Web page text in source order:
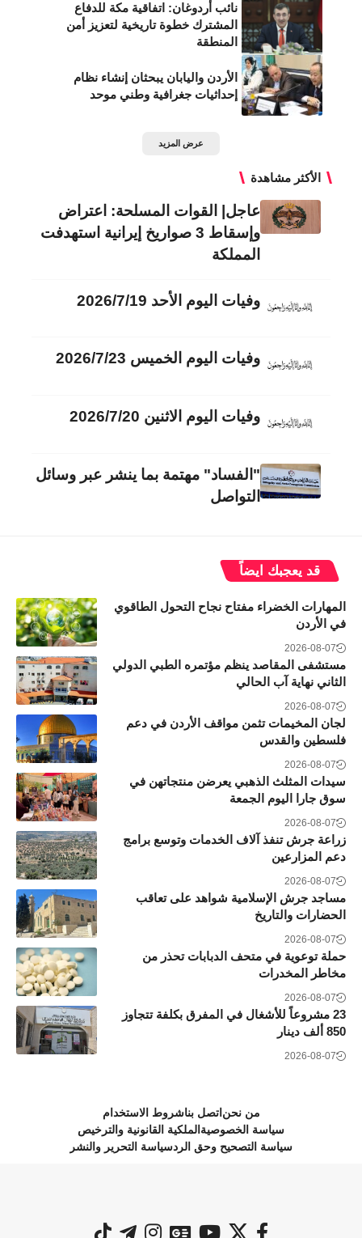
نائب أردوغان: اتفاقية مكة للدفاع
المشترك خطوة تاريخية لتعزيز أمن
المنطقة
الأردن واليابان يبحثان إنشاء نظام
إحداثيات جغرافية وطني موحد
عرض المزيد
الأكثر مشاهدة
عاجل| القوات المسلحة: اعتراض
وإسقاط 3 صواريخ إيرانية استهدفت
المملكة
وفيات اليوم الأحد 2026/7/19
وفيات اليوم الخميس 2026/7/23
وفيات اليوم الاثنين 2026/7/20
"الفساد" مهتمة بما ينشر عبر وسائل
التواصل
قد يعجبك ايضاً
المهارات الخضراء مفتاح نجاح التحول الطاقوي
في الأردن
2026-08-07
مستشفى المقاصد ينظم مؤتمره الطبي الدولي
الثاني نهاية آب الحالي
2026-08-07
لجان المخيمات تثمن مواقف الأردن في دعم
فلسطين والقدس
2026-08-07
سيدات المثلث الذهبي يعرضن منتجاتهن في
سوق جارا اليوم الجمعة
2026-08-07
زراعة جرش تنفذ آلاف الخدمات وتوسع برامج
دعم المزارعين
2026-08-07
مساجد جرش الإسلامية شواهد على تعاقب
الحضارات والتاريخ
2026-08-07
حملة توعوية في متحف الدبابات تحذر من
مخاطر المخدرات
2026-08-07
23 مشروعاً للأشغال في المفرق بكلفة تتجاوز
850 ألف دينار
2026-08-07
من نحن اتصل بناشروط الاستخدام
سياسة الخصوصية الملكية القانونية والترخيص
سياسة التصحيح وحق الردسياسة التحرير والنشر